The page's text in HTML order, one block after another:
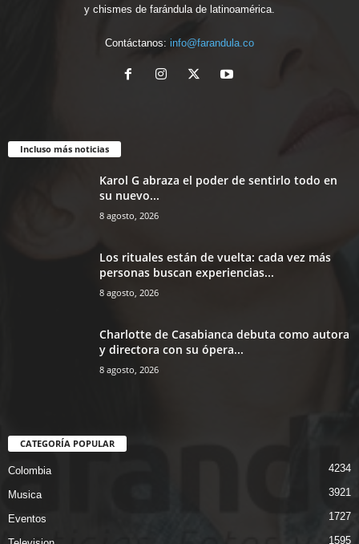
y chismes de farándula de latinoamérica.
Contáctanos: info@farandula.co
Incluso más noticias
Karol G abraza el poder de sentirlo todo en
su nuevo...
8 agosto, 2026
Los rituales están de vuelta: cada vez más
personas buscan experiencias...
8 agosto, 2026
Charlotte de Casabianca debuta como autora
y directora con su ópera...
8 agosto, 2026
CATEGORÍA POPULAR
Colombia 4234
Musica 3921
Eventos 1727
1595